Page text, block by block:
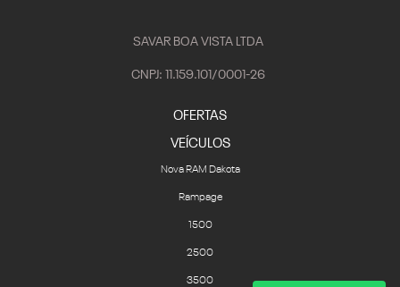
SAVAR BOA VISTA LTDA
CNPJ: 11.159.101/0001-26
OFERTAS
VEÍCULOS
Nova RAM Dakota
Rampage
1500
2500
3500